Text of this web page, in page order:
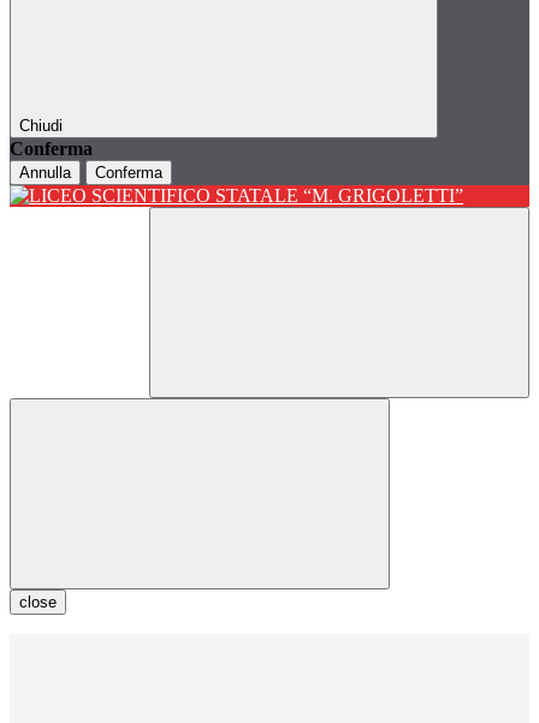
Chiudi
Conferma
Annulla Conferma
close